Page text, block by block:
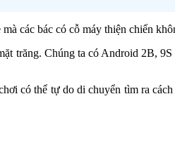
các bác có cỗ máy thiện chiến
trăng. Chúng ta có Android 2B,
có thể tự do di chuyển tìm ra